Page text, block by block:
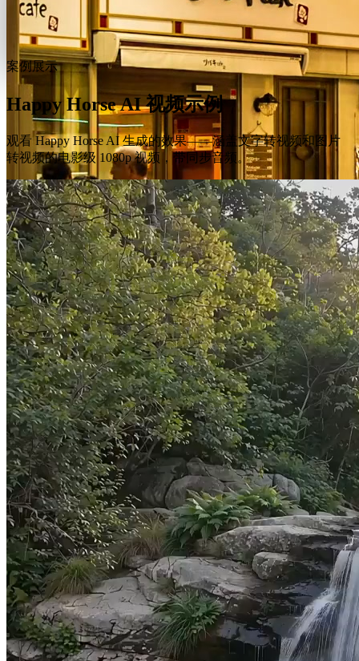
案例展示
Happy Horse AI 视频示例
观看 Happy Horse AI 生成的效果——涵盖文字转视频和图片
转视频的电影级 1080p 视频，带同步音频。